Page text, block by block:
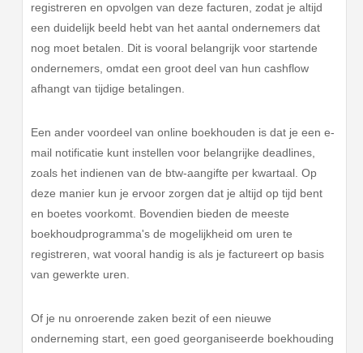
registreren en opvolgen van deze facturen, zodat je altijd
een duidelijk beeld hebt van het aantal ondernemers dat
nog moet betalen. Dit is vooral belangrijk voor startende
ondernemers, omdat een groot deel van hun cashflow
afhangt van tijdige betalingen.
Een ander voordeel van online boekhouden is dat je een e-
mail notificatie kunt instellen voor belangrijke deadlines,
zoals het indienen van de btw-aangifte per kwartaal. Op
deze manier kun je ervoor zorgen dat je altijd op tijd bent
en boetes voorkomt. Bovendien bieden de meeste
boekhoudprogramma's de mogelijkheid om uren te
registreren, wat vooral handig is als je factureert op basis
van gewerkte uren.
Of je nu onroerende zaken bezit of een nieuwe
onderneming start, een goed georganiseerde boekhouding